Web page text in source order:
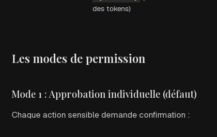
des tokens)
Les modes de permission
Mode 1 : Approbation individuelle (défaut)
Chaque action sensible demande confirmation :